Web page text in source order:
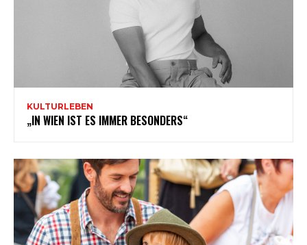
KULTURLEBEN
„IN WIEN IST ES IMMER BESONDERS“